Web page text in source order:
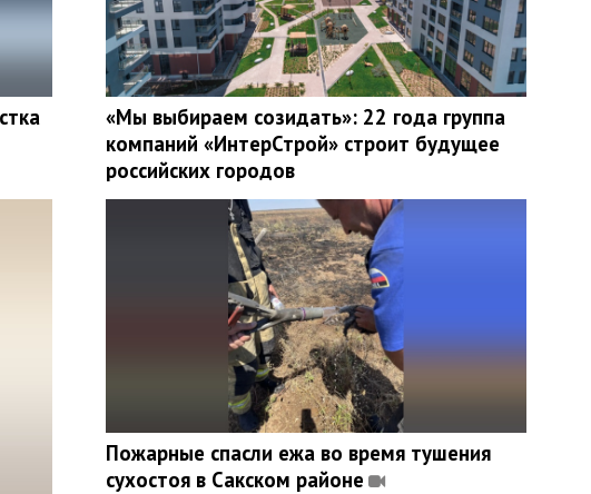
«Мы выбираем созидать»: 22 года группа
компаний «ИнтерСтрой» строит будущее
российских городов
Пожарные спасли ежа во время тушения
сухостоя в Сакском районе